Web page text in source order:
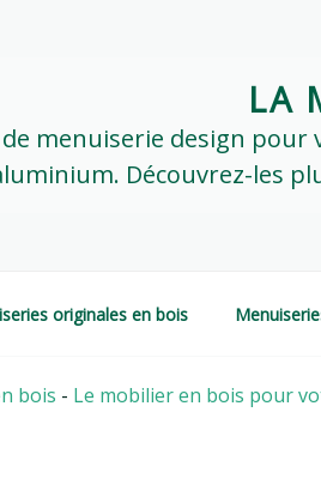
LA
menuiserie design pour
Découvrez-les
originales en bois
bois - Le mobilier en bois pour